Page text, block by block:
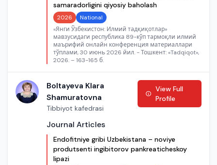
samaradorligini qiyosiy baholash
2026
National
«Янги Ўзбекистон: Илмий тадқиқотлар»
мавзусидаги республика 89-кўп тармоқли илмий
маърифий онлайн конференция материаллари
тўплами, 30 июнь 2026 йил. - Тошкент: «Tadqiqot»,
2026. – 163-165 б.
Boltayeva Klara
Shamuratovna
Tibbiyot kafedrasi
View Full
Profile
Journal Articles
Endofitniye gribi Uzbekistana – noviye
produtsenti ingibitorov pankreaticheskoy
lipazi